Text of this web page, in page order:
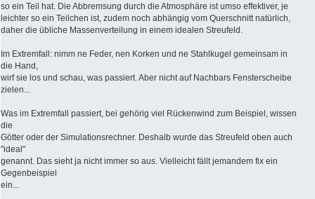
so ein Teil hat. Die Abbremsung durch die Atmosphäre ist umso effektiver, je
leichter so ein Teilchen ist, zudem noch abhängig vom Querschnitt natürlich,
daher die übliche Massenverteilung in einem idealen Streufeld.
Im Extremfall: nimm ne Feder, nen Korken und ne Stahlkugel gemeinsam in
die Hand,
wirf sie los und schau, was passiert. Aber nicht auf Nachbars Fensterscheibe
zielen...
Was im Extremfall passiert, bei gehörig viel Rückenwind zum Beispiel, wissen
die
Götter oder der Simulationsrechner. Deshalb wurde das Streufeld oben auch
"ideal"
genannt. Das sieht ja nicht immer so aus. Vielleicht fällt jemandem fix ein
Gegenbeispiel
ein...